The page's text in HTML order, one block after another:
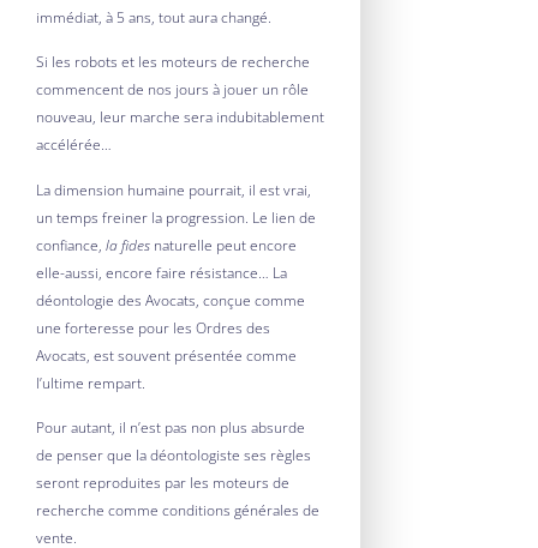
immédiat, à 5 ans, tout aura changé.
Si les robots et les moteurs de recherche
commencent de nos jours à jouer un rôle
nouveau, leur marche sera indubitablement
accélérée…
La dimension humaine pourrait, il est vrai,
un temps freiner la progression. Le lien de
confiance, la fides naturelle peut encore
elle-aussi, encore faire résistance… La
déontologie des Avocats, conçue comme
une forteresse pour les Ordres des
Avocats, est souvent présentée comme
l’ultime rempart.
Pour autant, il n’est pas non plus absurde
de penser que la déontologiste ses règles
seront reproduites par les moteurs de
recherche comme conditions générales de
vente.